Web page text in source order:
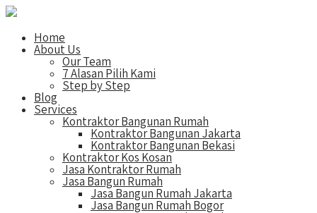
Home
About Us
Our Team
7 Alasan Pilih Kami
Step by Step
Blog
Services
Kontraktor Bangunan Rumah
Kontraktor Bangunan Jakarta
Kontraktor Bangunan Bekasi
Kontraktor Kos Kosan
Jasa Kontraktor Rumah
Jasa Bangun Rumah
Jasa Bangun Rumah Jakarta
Jasa Bangun Rumah Bogor